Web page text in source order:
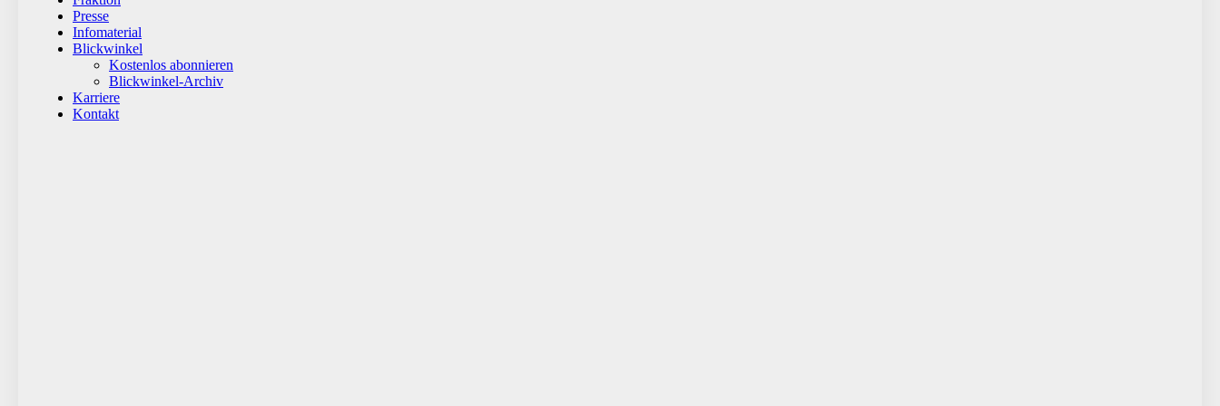
Presse
Infomaterial
Blickwinkel
Kostenlos abonnieren
Blickwinkel-Archiv
Karriere
Kontakt